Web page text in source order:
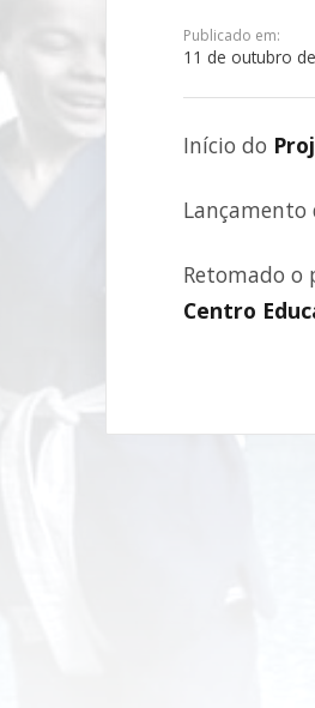
Publicado em:
11 de outubro
Início do
Lançamento
Retomado o
Centro